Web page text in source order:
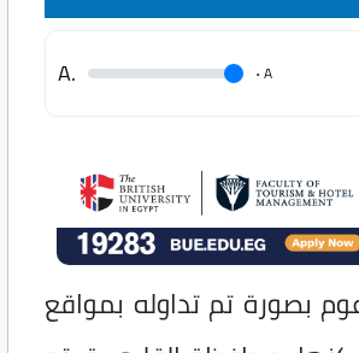
A
.
.A
بصورة تم تداوله بمواقع